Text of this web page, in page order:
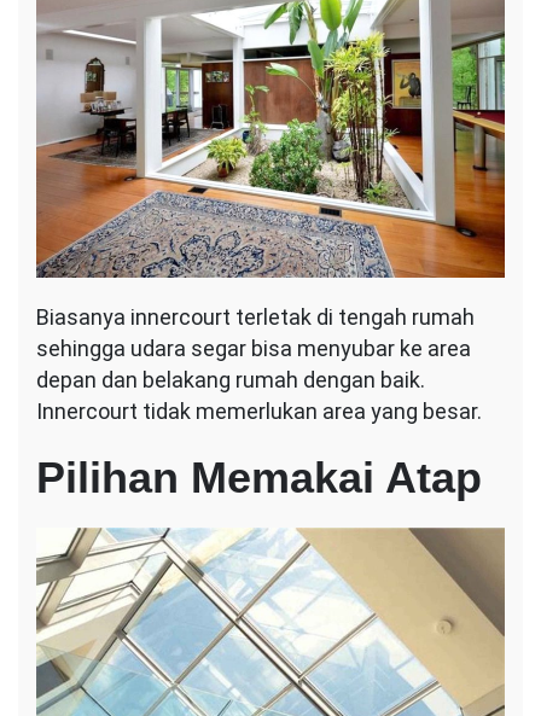
Biasanya innercourt terletak di tengah rumah
sehingga udara segar bisa menyubar ke area
depan dan belakang rumah dengan baik.
Innercourt tidak memerlukan area yang besar.
Pilihan Memakai Atap